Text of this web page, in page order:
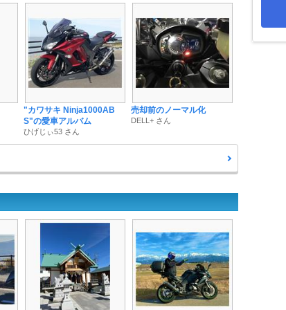
"カワサキ Ninja1000AB
S"の愛車アルバム
ひげじぃ53 さん
売却前のノーマル化
DELL+ さん